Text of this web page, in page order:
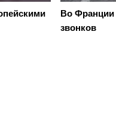
Во Франции
звонков